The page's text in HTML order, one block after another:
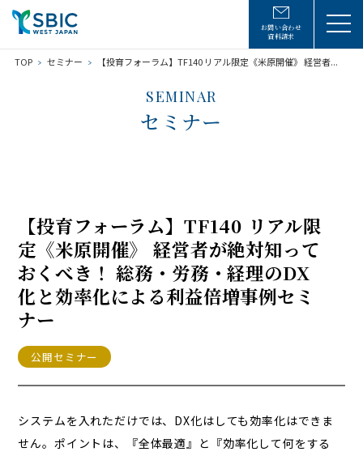
お問い合わせ
資料請求
TOP セミナー 【投育フォーラム】TF140 リアル限定《米原開催》 経営者...
SEMINAR
セミナー
【投育フォーラム】TF140 リアル限
定《米原開催》 経営者が絶対知って
おくべき！ 総務・労務・経理のDX
化と効率化による利益倍増事例セミ
ナー
公開セミナー
システムを入れただけでは、DX化はしても効率化はできま
せん。ポイントは、『全体最適』と『効率化して何をする